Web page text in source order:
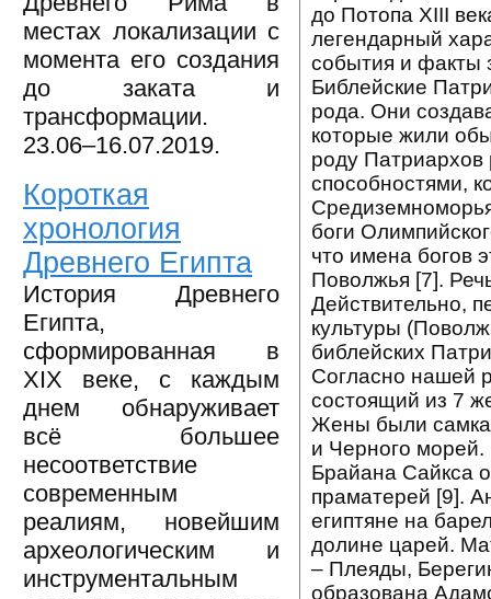
местах локализации с
момента его создания
до заката и
трансформации.
23.06–16.07.2019.
Короткая
хронология
Древнего Египта
История Древнего
Египта,
сформированная в
XIX веке, с каждым
днем обнаруживает
всё большее
несоответствие
современным
реалиям, новейшим
археологическим и
инструментальным
до Потопа XIII
легендарный
события и факты
Библейские
рода. Они
которые жили
роду
способностями,
боги
что имена богов
Поволжья [7].
Действительно,
культуры
библейских
Согласно нашей
состоящий из 7
Жены были
и Черного морей.
Брайана Сайкса
праматерей [9].
египтяне на
долине царей.
– Плеяды,
образована